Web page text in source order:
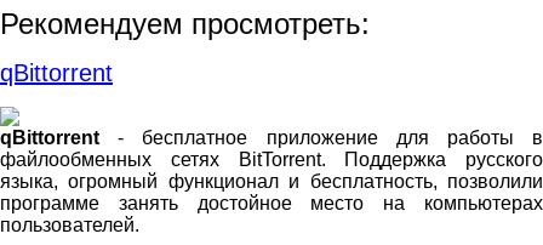
Рекомендуем просмотреть:
qBittorrent
qBittorrent - бесплатное приложение для работы в
файлообменных сетях BitTorrent. Поддержка русского
языка, огромный функционал и бесплатность, позволили
программе занять достойное место на компьютерах
пользователей.